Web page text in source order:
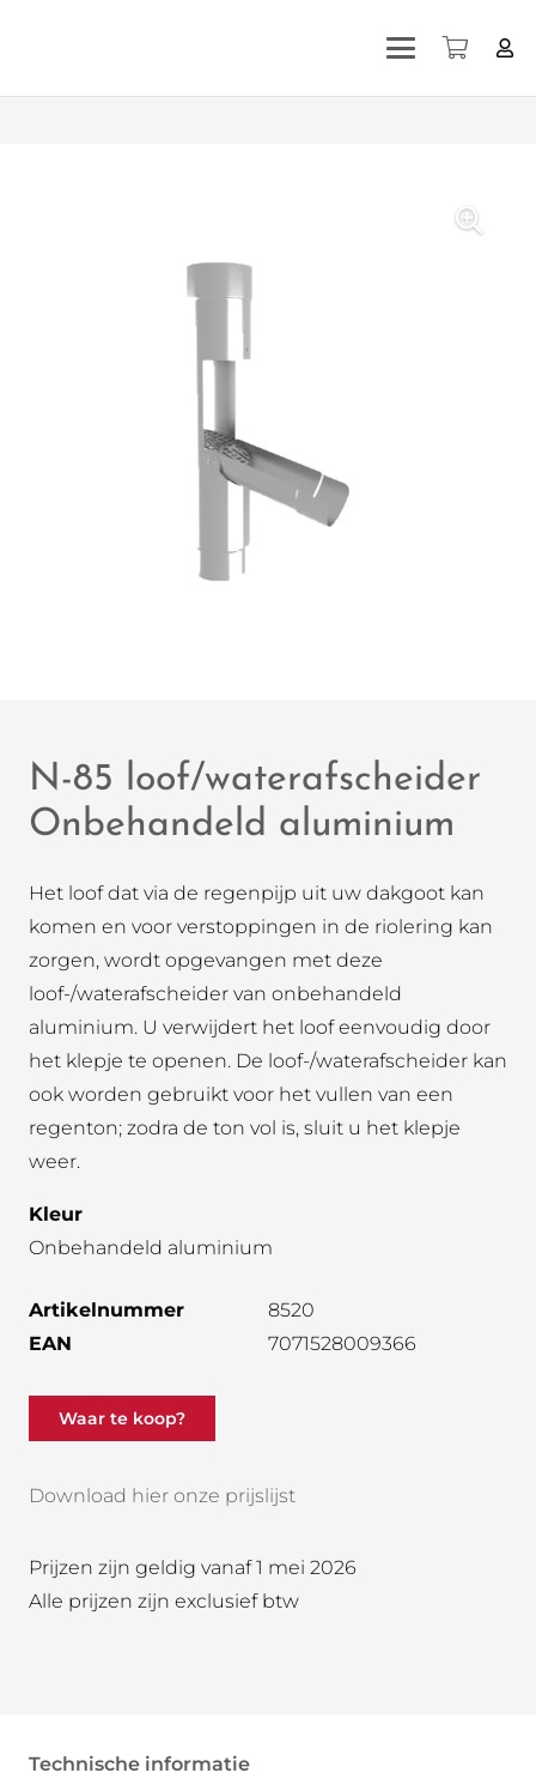
N-85 loof/waterafscheider
Onbehandeld aluminium
Het loof dat via de regenpijp uit uw dakgoot kan
komen en voor verstoppingen in de riolering kan
zorgen, wordt opgevangen met deze
loof-/waterafscheider van onbehandeld
aluminium. U verwijdert het loof eenvoudig door
het klepje te openen. De loof-/waterafscheider kan
ook worden gebruikt voor het vullen van een
regenton; zodra de ton vol is, sluit u het klepje
weer.
Kleur
Onbehandeld aluminium
Artikelnummer
8520
EAN
7071528009366
Waar te koop?
Download hier onze prijslijst
Prijzen zijn geldig vanaf 1 mei 2026
Alle prijzen zijn exclusief btw
Technische informatie